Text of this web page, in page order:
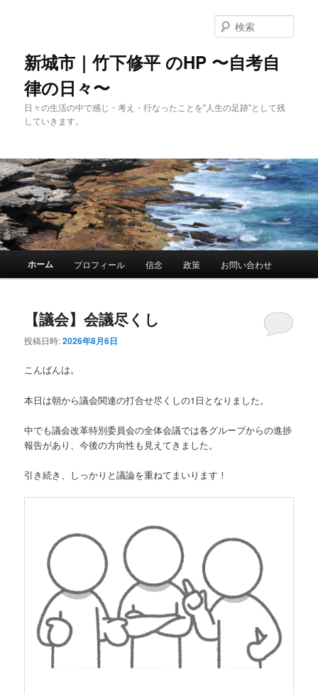
動
新城市｜竹下修平 のHP 〜自考自
律の日々〜
日々の生活の中で感じ・考え・行なったことを"人生の足跡"として残
していきます。
索
ホーム プロフィール 信念 政策 お問い合わせ
【議会】会議尽くし
投稿日時:2026年8月6日
こんばんは。
本日は朝から議会関連の打合せ尽くしの1日となりました。
中でも議会改革特別委員会の全体会議では各グループからの進捗
報告があり、今後の方向性も見えてきました。
引き続き、しっかりと議論を重ねてまいります！